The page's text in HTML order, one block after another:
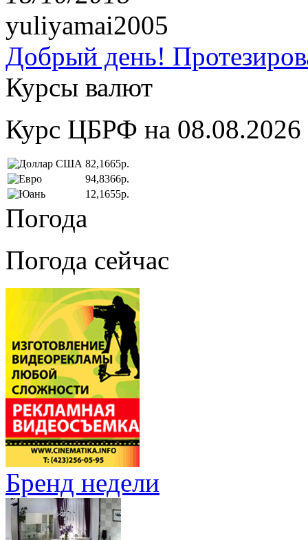
yuliyamai2005
Добрый день!
Курсы валют
Курс ЦБРФ на 08.08.2026
82,1665р.
94,8366р.
12,1655р.
Погода
Погода сейчас
Бренд недели